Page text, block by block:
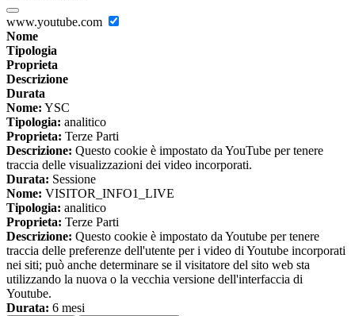
www.youtube.com
Nome
Tipologia
Proprieta
Descrizione
Durata
Nome: YSC
Tipologia: analitico
Proprieta: Terze Parti
Descrizione: Questo cookie è impostato da YouTube per tenere
traccia delle visualizzazioni dei video incorporati.
Durata: Sessione
Nome: VISITOR_INFO1_LIVE
Tipologia: analitico
Proprieta: Terze Parti
Descrizione: Questo cookie è impostato da Youtube per tenere
traccia delle preferenze dell'utente per i video di Youtube incorporati
nei siti; può anche determinare se il visitatore del sito web sta
utilizzando la nuova o la vecchia versione dell'interfaccia di
Youtube.
Durata: 6 mesi